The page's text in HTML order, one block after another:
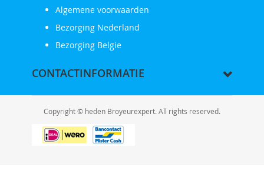
Algemene voorwaarden
Bezorging Nederland
Bezorging Belgie
CONTACTINFORMATIE
Copyright © heden Broyeurexpert. All rights reserved.